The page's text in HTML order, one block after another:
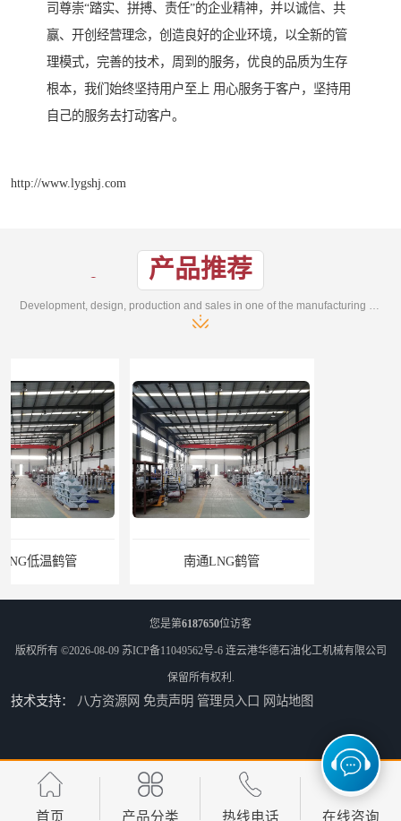
司尊崇“踏实、拼搏、责任”的企业精神，并以诚信、共
赢、开创经营理念，创造良好的企业环境，以全新的管
理模式，完善的技术，周到的服务，优良的品质为生存
根本，我们始终坚持用户至上 用心服务于客户，坚持用
自己的服务去打动客户。
http://www.lygshj.com
产品推荐
Development, design, production and sales in one of the manufacturing enterprises
南通LNG鹤管
太原船用臂厂家 舟山船用臂厂家
您是第6187650位访客
版权所有 ©2026-08-09 苏ICP备11049562号-6 连云港华德石油化工机械有限公司
保留所有权利.
技术支持： 八方资源网 免责声明 管理员入口 网站地图
首页 产品分类 热线电话 在线咨询